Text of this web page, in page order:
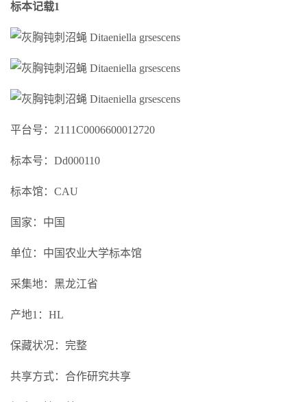
标本记载1
平台号：2111C0006600012720
标本号：Dd000110
标本馆：CAU
国家：中国
单位：中国农业大学标本馆
采集地：黑龙江省
产地1：HL
保藏状况：完整
共享方式：合作研究共享